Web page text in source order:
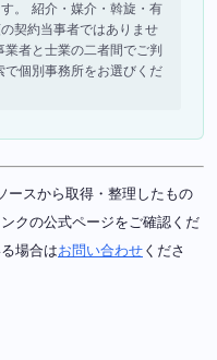
。 紹介・媒介・斡旋・有
契約当事者ではありませ
者と士業の二者間でご判
個別事務所をお選びくだ
ースから取得・整理したもの
クの公式ページをご確認くだ
場合はお問い合わせ くださ